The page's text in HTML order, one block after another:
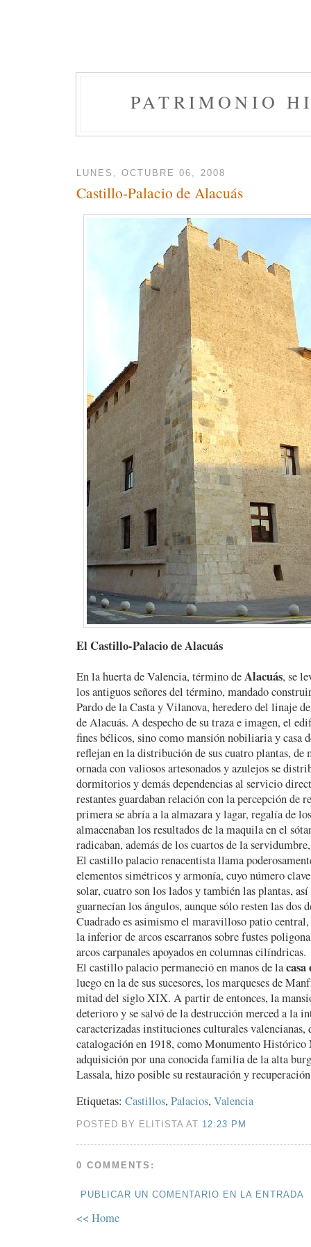
PATRIMONIO
LUNES, OCTUBRE 06, 2008
Castillo-Palacio de Alacuás
El Castillo-Palacio de Alacuás
En la huerta de Valencia, término deAlacuás, se
los antiguos señores del término, mandado
Pardo de la Casta y Vilanova, heredero del linaje
de Alacuás. A despecho de su traza e imagen, el
fines bélicos, sino como mansión nobiliaria y casa
reflejan en la distribución de sus cuatro plantas, de
ornada con valiosos artesonados y azulejos se
dormitorios y demás dependencias al servicio
restantes guardaban relación con la percepción de
primera se abría a la almazara y lagar, regalía de
almacenaban los resultados de la maquila en el
radicaban, además de los cuartos de la
El castillo palacio renacentista llama
elementos simétricos y armonía, cuyo número
solar, cuatro son los lados y también las plantas,
guarnecían los ángulos, aunque sólo resten las dos
Cuadrado es asimismo el maravilloso patio
la inferior de arcos escarranos sobre fustes
arcos carpanales apoyados en columnas cilíndricas.
El castillo palacio permaneció en manos de lacasa
luego en la de sus sucesores, los marqueses de
mitad del siglo XIX. A partir de entonces, la
deterioro y se salvó de la destrucción merced a la
caracterizadas instituciones culturales valencianas,
catalogación en 1918, como Monumento Histórico
adquisición por una conocida familia de la alta
Lassala, hizo posible su restauración y
Etiquetas: Castillos, Palacios, Valencia
POSTED BY ELITISTA AT 12:23 PM
0 COMMENTS:
PUBLICAR UN COMENTARIO EN LA ENTRADA
<< Home